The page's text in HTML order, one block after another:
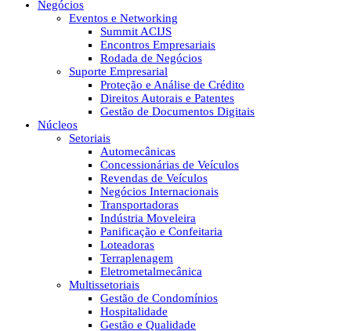
Negócios
Eventos e Networking
Summit ACIJS
Encontros Empresariais
Rodada de Negócios
Suporte Empresarial
Proteção e Análise de Crédito
Direitos Autorais e Patentes
Gestão de Documentos Digitais
Núcleos
Setoriais
Automecânicas
Concessionárias de Veículos
Revendas de Veículos
Negócios Internacionais
Transportadoras
Indústria Moveleira
Panificação e Confeitaria
Loteadoras
Terraplenagem
Eletrometalmecânica
Multissetoriais
Gestão de Condomínios
Hospitalidade
Gestão e Qualidade